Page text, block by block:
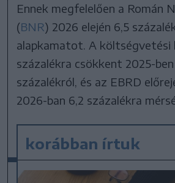
Ennek megfelelően a Román
(BNR) 2026 elején 6,5
alapkamatot. A költségvetési
százalékra csökkent 2025-
százalékról, és az EBRD
2026-ban 6,2 százalékra
korábban írtuk